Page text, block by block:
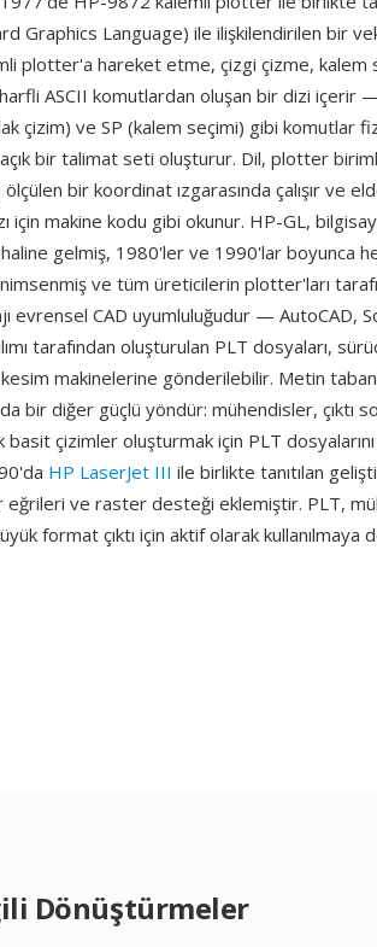
Graphics Language) ile ilişkilendirilen bir
plotter'a hareket etme, çizgi çizme, kalem
ASCII komutlardan oluşan bir dizi içerir
çizim) ve SP (kalem seçimi) gibi komutlar
bir talimat seti oluşturur. Dil, plotter
bir koordinat ızgarasında çalışır ve
için makine kodu gibi okunur. HP-GL,
haline gelmiş, 1980'ler ve 1990'lar boyunca
ve tüm üreticilerin plotter'ları
evrensel CAD uyumluluğudur — AutoCAD,
tarafından oluşturulan PLT dosyaları,
makinelerine gönderilebilir. Metin
bir diğer güçlü yöndür: mühendisler, çıktı
çizimler oluşturmak için PLT
HP LaserJet III ile birlikte tanıtılan
eğrileri ve raster desteği eklemiştir. PLT,
format çıktı için aktif olarak kullanılmaya
Dönüştürmeler